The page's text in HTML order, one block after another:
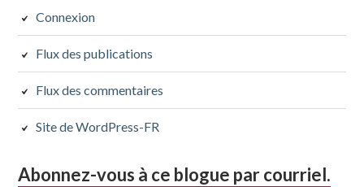
Connexion
Flux des publications
Flux des commentaires
Site de WordPress-FR
Abonnez-vous à ce blogue par courriel.